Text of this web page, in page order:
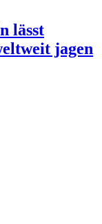
lässt
jagen